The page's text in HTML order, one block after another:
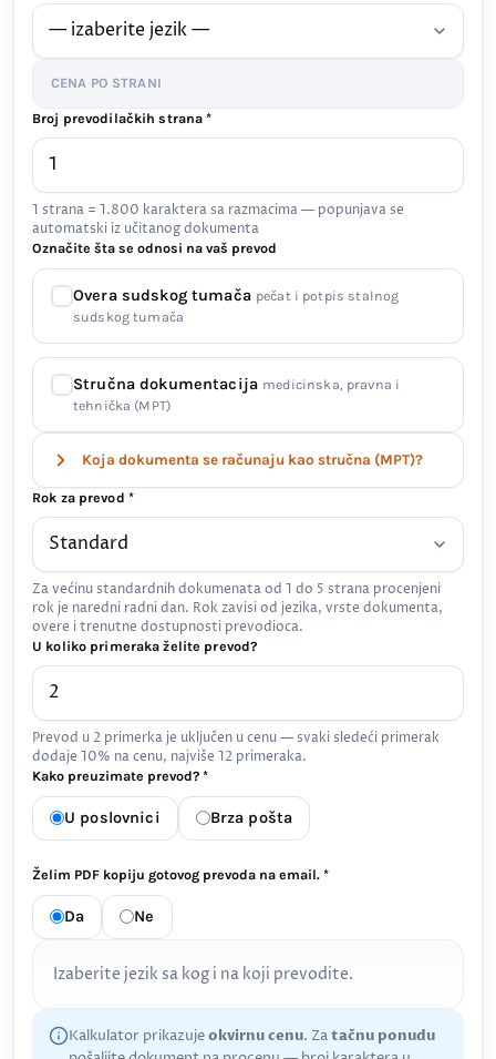
CENA PO STRANI
Broj prevodilačkih strana *
1 strana = 1.800 karaktera sa razmacima — popunjava se
automatski iz učitanog dokumenta
Označite šta se odnosi na vaš prevod
Overa sudskog tumača pečat i potpis stalnog
sudskog tumača
Stručna dokumentacija medicinska, pravna i
tehnička (MPT)
Koja dokumenta se računaju kao stručna (MPT)?
Rok za prevod *
Za većinu standardnih dokumenata od 1 do 5 strana procenjeni
rok je naredni radni dan. Rok zavisi od jezika, vrste dokumenta,
overe i trenutne dostupnosti prevodioca.
U koliko primeraka želite prevod?
Prevod u 2 primerka je uključen u cenu — svaki sledeći primerak
dodaje 10% na cenu, najviše 12 primeraka.
Kako preuzimate prevod? *
U poslovnici Brza pošta
Želim PDF kopiju gotovog prevoda na email. *
Da Ne
Izaberite jezik sa kog i na koji prevodite.
Kalkulator prikazujeokvirnu cenu. Zatačnu ponudu